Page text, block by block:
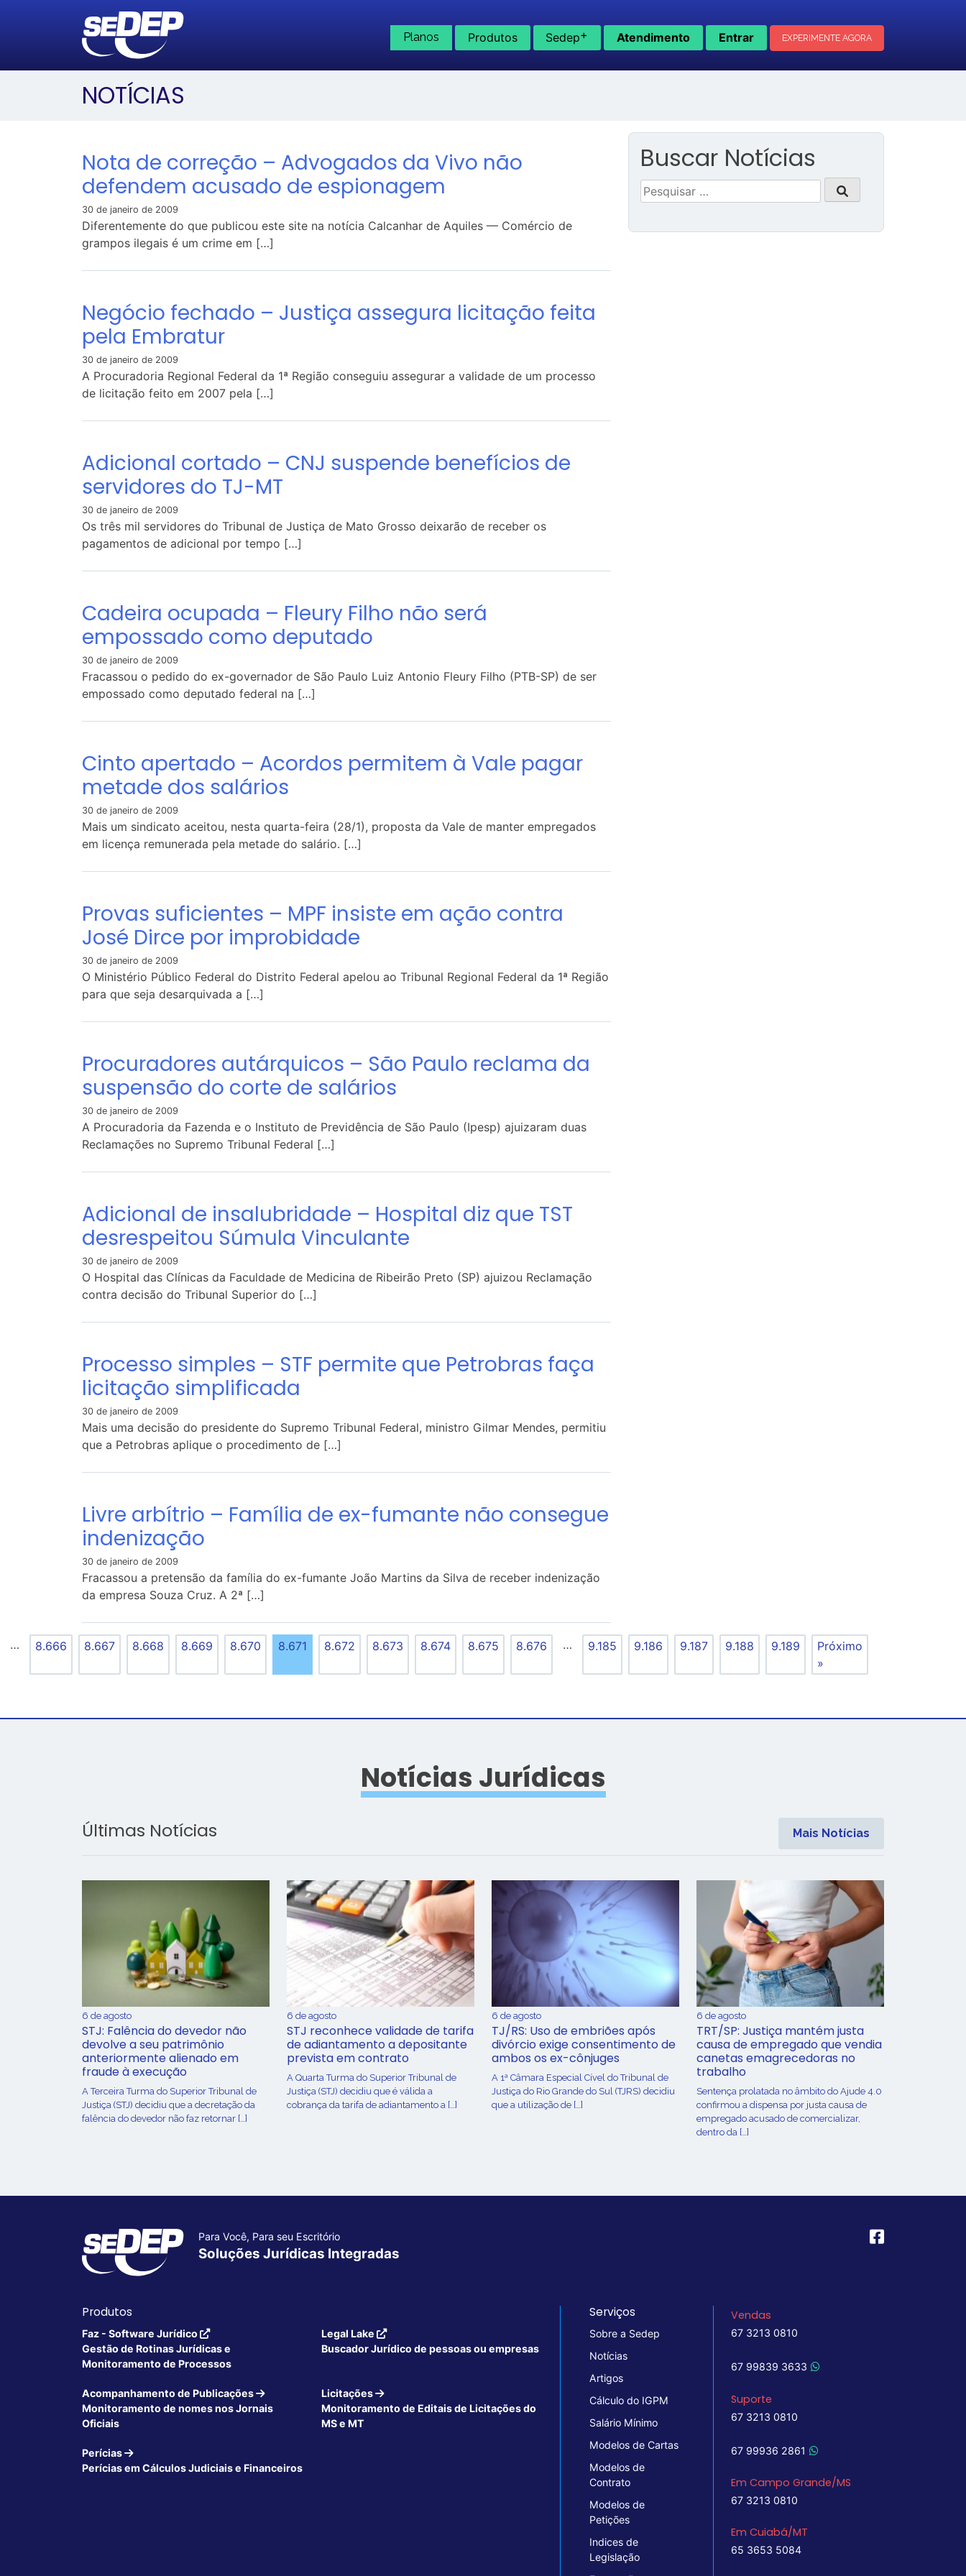
Planos Produtos Sedep+ Atendimento Entrar EXPERIMENTE AGORA
NOTÍCIAS
Nota de correção – Advogados da Vivo não
defendem acusado de espionagem
30 de janeiro de 2009
Diferentemente do que publicou este site na notícia Calcanhar de Aquiles — Comércio de
grampos ilegais é um crime em […]
Negócio fechado – Justiça assegura licitação feita
pela Embratur
30 de janeiro de 2009
A Procuradoria Regional Federal da 1ª Região conseguiu assegurar a validade de um processo
de licitação feito em 2007 pela […]
Adicional cortado – CNJ suspende benefícios de
servidores do TJ-MT
30 de janeiro de 2009
Os três mil servidores do Tribunal de Justiça de Mato Grosso deixarão de receber os
pagamentos de adicional por tempo […]
Cadeira ocupada – Fleury Filho não será
empossado como deputado
30 de janeiro de 2009
Fracassou o pedido do ex-governador de São Paulo Luiz Antonio Fleury Filho (PTB-SP) de ser
empossado como deputado federal na […]
Cinto apertado – Acordos permitem à Vale pagar
metade dos salários
30 de janeiro de 2009
Mais um sindicato aceitou, nesta quarta-feira (28/1), proposta da Vale de manter empregados
em licença remunerada pela metade do salário. […]
Provas suficientes – MPF insiste em ação contra
José Dirce por improbidade
30 de janeiro de 2009
O Ministério Público Federal do Distrito Federal apelou ao Tribunal Regional Federal da 1ª Região
para que seja desarquivada a […]
Procuradores autárquicos – São Paulo reclama da
suspensão do corte de salários
30 de janeiro de 2009
A Procuradoria da Fazenda e o Instituto de Previdência de São Paulo (Ipesp) ajuizaram duas
Reclamações no Supremo Tribunal Federal […]
Adicional de insalubridade – Hospital diz que TST
desrespeitou Súmula Vinculante
30 de janeiro de 2009
O Hospital das Clínicas da Faculdade de Medicina de Ribeirão Preto (SP) ajuizou Reclamação
contra decisão do Tribunal Superior do […]
Processo simples – STF permite que Petrobras faça
licitação simplificada
30 de janeiro de 2009
Mais uma decisão do presidente do Supremo Tribunal Federal, ministro Gilmar Mendes, permitiu
que a Petrobras aplique o procedimento de […]
Livre arbítrio – Família de ex-fumante não consegue
indenização
30 de janeiro de 2009
Fracassou a pretensão da família do ex-fumante João Martins da Silva de receber indenização
da empresa Souza Cruz. A 2ª […]
… 8.666 8.667 8.668 8.669 8.670 8.671 8.672 8.673 8.674 8.675 8.676 … 9.185 9.186 9.187 9.188 9.189
Próximo
»
Buscar Notícias
Pesquisar
por:
Notícias Jurídicas
Últimas Notícias Mais Notícias
6 de agosto
STJ: Falência do devedor não
devolve a seu patrimônio
anteriormente alienado em
fraude à execução
A Terceira Turma do Superior Tribunal de
Justiça (STJ) decidiu que a decretação da
falência do devedor não faz retornar […]
6 de agosto
STJ reconhece validade de tarifa
de adiantamento a depositante
prevista em contrato
A Quarta Turma do Superior Tribunal de
Justiça (STJ) decidiu que é válida a
cobrança da tarifa de adiantamento a […]
6 de agosto
TJ/RS: Uso de embriões após
divórcio exige consentimento de
ambos os ex-cônjuges
A 1ª Câmara Especial Cível do Tribunal de
Justiça do Rio Grande do Sul (TJRS) decidiu
que a utilização de […]
6 de agosto
TRT/SP: Justiça mantém justa
causa de empregado que vendia
canetas emagrecedoras no
trabalho
Sentença prolatada no âmbito do Ajude 4.0
confirmou a dispensa por justa causa de
empregado acusado de comercializar,
dentro da […]
Para Você, Para seu Escritório
Soluções Jurídicas Integradas
Produtos
Faz - Software Jurídico
Gestão de Rotinas Jurídicas e
Monitoramento de Processos
Legal Lake
Buscador Jurídico de pessoas ou empresas
Acompanhamento de Publicações
Monitoramento de nomes nos Jornais
Oficiais
Licitações
Monitoramento de Editais de Licitações do
MS e MT
Perícias
Perícias em Cálculos Judiciais e Financeiros
Serviços
Sobre a Sedep
Notícias
Artigos
Cálculo do IGPM
Salário Mínimo
Modelos de Cartas
Modelos de
Contrato
Modelos de
Petições
Indices de
Legislação
Vendas
67 3213 0810
67 99839 3633
Suporte
67 3213 0810
67 99936 2861
Em Campo Grande/MS
67 3213 0810
Em Cuiabá/MT
65 3653 5084